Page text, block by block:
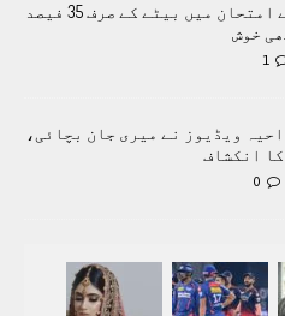
والدین بورڈ کے امتحان میں بیٹے کے صرف 35 فیصد
خوش
1
ویڈیوز نے میری جان بچائی،
انکشاف
0